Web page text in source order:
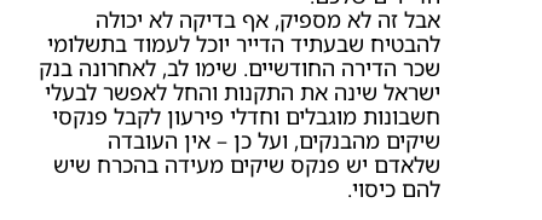
אבל זה לא מספיק, אף בדיקה לא יכולה
להבטיח שבעתיד הדייר יוכל לעמוד בתשלומי
שכר הדירה החודשיים. שימו לב, לאחרונה בנק
ישראל שינה את התקנות והחל לאפשר לבעלי
חשבונות מוגבלים וחדלי פירעון לקבל פנקסי
שיקים מהבנקים, ועל כן – אין העובדה
שלאדם יש פנקס שיקים מעידה בהכרח שיש
להם כיסוי.